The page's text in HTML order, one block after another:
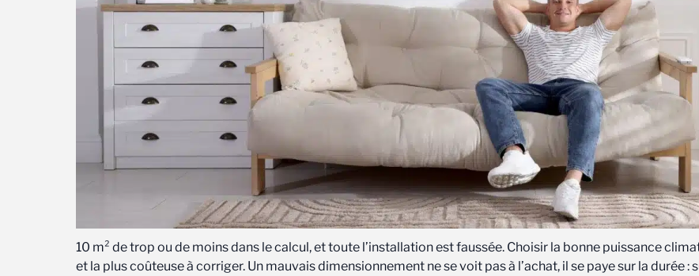
10 m² de trop ou de moins dans le calcul, et toute l’installation est faussée. Choisir la bonne puissance
et la plus coûteuse à corriger. Un mauvais dimensionnement ne se voit pas à l’achat, il se paye sur la